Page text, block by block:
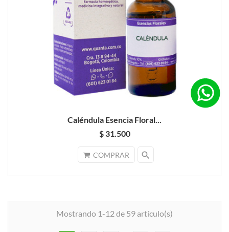
Caléndula Esencia Floral...
$ 31.500
COMPRAR search
Mostrando 1-12 de 59 artículo(s)